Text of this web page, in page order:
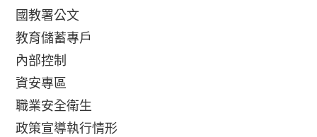
國教署公文
教育儲蓄專戶
內部控制
資安專區
職業安全衛生
政策宣導執行情形